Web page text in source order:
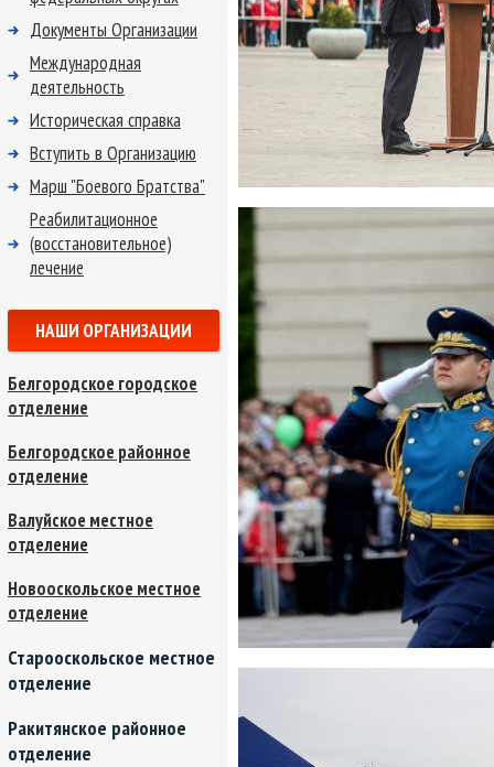
Документы Организации
Международная
деятельность
Историческая справка
Вступить в Организацию
Марш "Боевого Братства"
Реабилитационное
(восстановительное)
лечение
НАШИ ОРГАНИЗАЦИИ
Белгородское городское
отделение
Белгородское районное
отделение
Валуйское местное
отделение
Новооскольское местное
отделение
Старооскольское местное
отделение
Ракитянское районное
отделение